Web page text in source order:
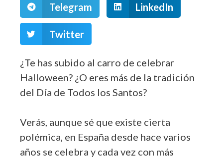
Telegram LinkedIn
Twitter
¿Te has subido al carro de celebrar
Halloween? ¿O eres más de la tradición
del Día de Todos los Santos?
Verás, aunque sé que existe cierta
polémica, en España desde hace varios
años se celebra y cada vez con más